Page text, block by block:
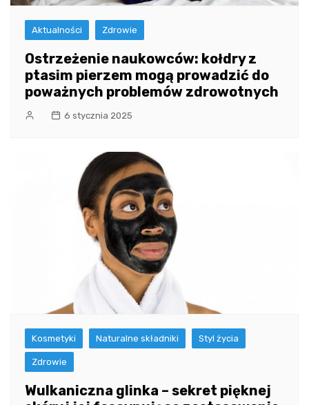
Aktualności Zdrowie
Ostrzeżenie naukowców: kołdry z
ptasim pierzem mogą prowadzić do
poważnych problemów zdrowotnych
6 stycznia 2025
Kosmetyki Naturalne składniki Styl życia
Zdrowie
Wulkaniczna glinka – sekret pięknej